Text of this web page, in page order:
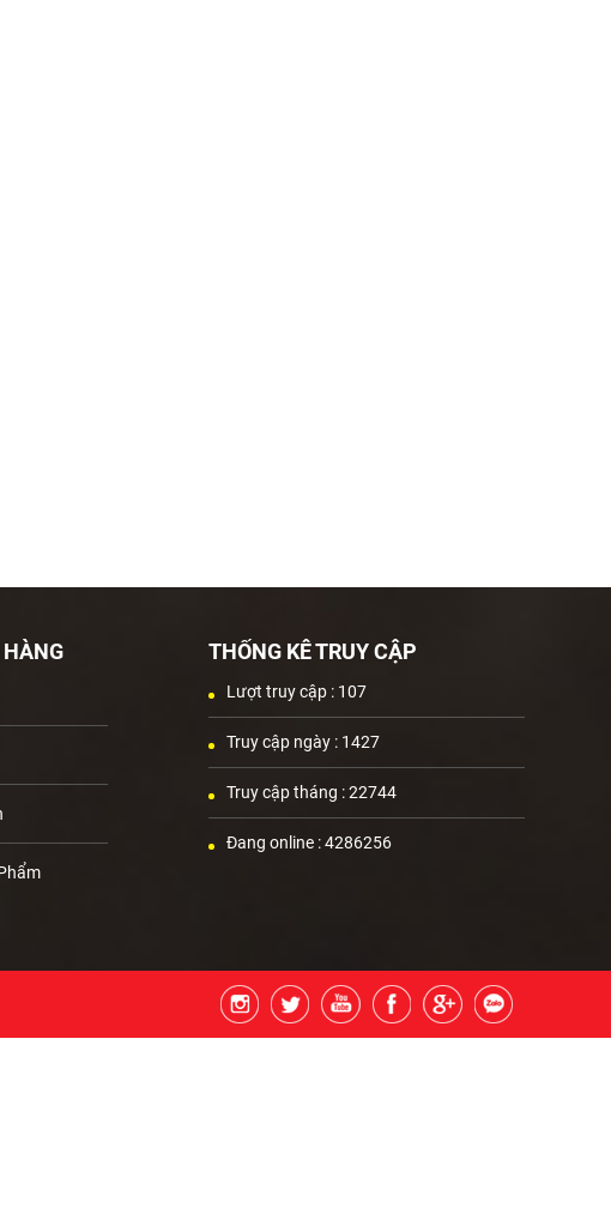
THỐNG KÊ TRUY CẬP
Lượt truy cập : 107
Truy cập ngày : 1427
Truy cập tháng :22744
Đang online :4286256